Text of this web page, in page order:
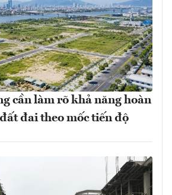
cần làm rõ khả năng hoàn
đai theo mốc tiến độ